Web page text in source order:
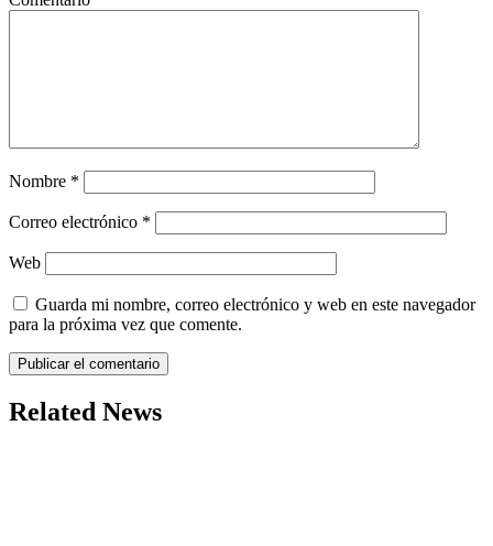
Nombre *
Correo electrónico *
Web
Guarda mi nombre, correo electrónico y web en este navegador
para la próxima vez que comente.
Related News